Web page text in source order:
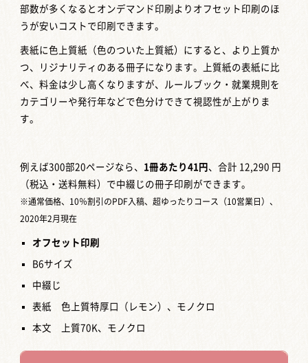
部数が多くなるとオンデマンド印刷よりオフセット印刷のほ
うが安いコストで印刷できます。
表紙に色上質紙（色のついた上質紙）にすると、より上質か
つ、リジナリティのある冊子になります。上質紙の表紙に比
べ、料金は少し高くなりますが、ルールブック・就業規則を
カテゴリーや発行年などで色分けできて視認性が上がりま
す。
例えば300部20ページなら、 1冊あたり41円 、合計 12,290 円
（税込・送料無料）で中綴じの冊子印刷ができます。
※通常価格、10％割引のPDF入稿、超ゆったりコース（10営業日）、
2020年2月現在
オフセット印刷
B6サイズ
中綴じ
表紙 色上質特厚口（レモン）、モノクロ
本文 上質70K、モノクロ